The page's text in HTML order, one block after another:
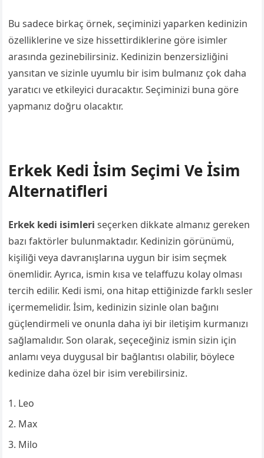
Bu sadece birkaç örnek, seçiminizi yaparken kedinizin
özelliklerine ve size hissettirdiklerine göre isimler
arasında gezinebilirsiniz. Kedinizin benzersizliğini
yansıtan ve sizinle uyumlu bir isim bulmanız çok daha
yaratıcı ve etkileyici duracaktır. Seçiminizi buna göre
yapmanız doğru olacaktır.
Erkek Kedi İsim Seçimi Ve İsim
Alternatifleri
Erkek kedi isimleri seçerken dikkate almanız gereken
bazı faktörler bulunmaktadır. Kedinizin görünümü,
kişiliği veya davranışlarına uygun bir isim seçmek
önemlidir. Ayrıca, ismin kısa ve telaffuzu kolay olması
tercih edilir. Kedi ismi, ona hitap ettiğinizde farklı sesler
içermemelidir. İsim, kedinizin sizinle olan bağını
güçlendirmeli ve onunla daha iyi bir iletişim kurmanızı
sağlamalıdır. Son olarak, seçeceğiniz ismin sizin için
anlamı veya duygusal bir bağlantısı olabilir, böylece
kedinize daha özel bir isim verebilirsiniz.
Leo
Max
Milo